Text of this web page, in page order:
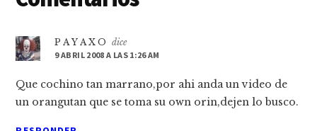
los
lectores
P A Y A X O
dice
9 ABRIL 2008 A LAS 1:26 AM
Que cochino tan marrano,por ahi anda un video de
un orangutan que se toma su own orin,dejen lo busco.